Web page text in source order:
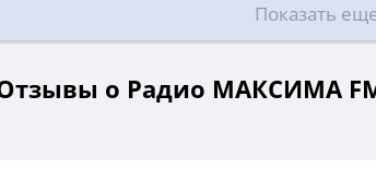
Показать
о Радио МАКСИМА